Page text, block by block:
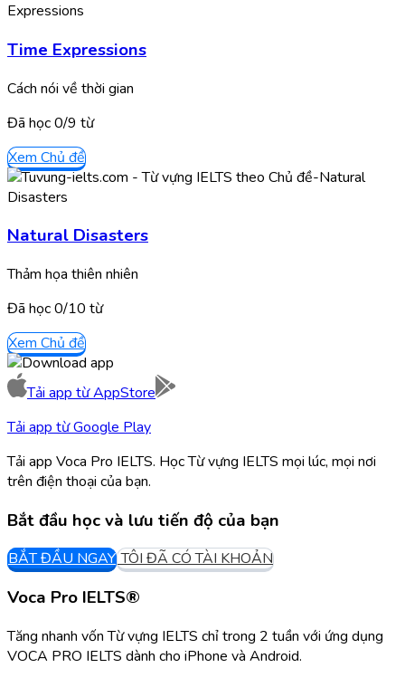
Time Expressions
Cách nói về thời gian
Đã học0/9 từ
Xem Chủ đề
Natural Disasters
Thảm họa thiên nhiên
Đã học0/10 từ
Xem Chủ đề
Tải app từAppStore
Tải app từGoogle Play
Tải app Voca Pro IELTS. Học Từ vựng IELTS mọi lúc, mọi nơi
trên điện thoại của bạn.
Bắt đầu học và lưu tiến độ của bạn
BẮT ĐẦU NGAY TÔI ĐÃ CÓ TÀI KHOẢN
Voca Pro IELTS®
Tăng nhanh vốn Từ vựng IELTS chỉ trong 2 tuần với ứng dụng
VOCA PRO IELTS dành cho iPhone và Android.